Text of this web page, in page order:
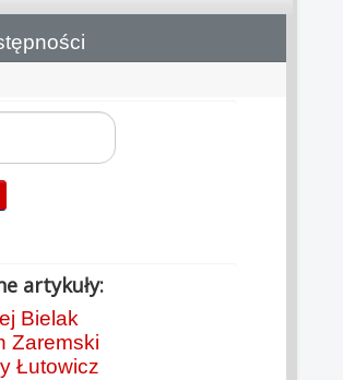
artykuły:
Bielak
Zaremski
Łutowicz